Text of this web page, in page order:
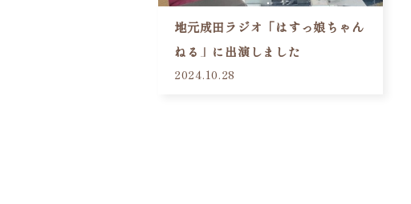
2024.10.28
地元成田ラジオ「はすっ娘ちゃん
ねる」に出演しました